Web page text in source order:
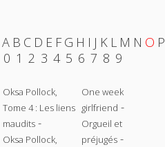
A B C D E F G H I J K L M N O P
0 1 2 3 4 5 6 7 8 9
Oksa Pollock,
Tome 4 : Les liens
maudits -
Oksa Pollock,
One week
girlfriend -
Orgueil et
préjugés -